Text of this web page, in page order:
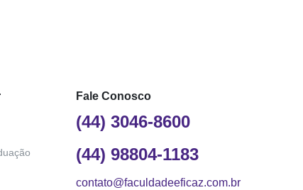
Fale Conosco
(44) 3046-8600
(44) 98804-1183
contato@faculdadeeficaz.com.br